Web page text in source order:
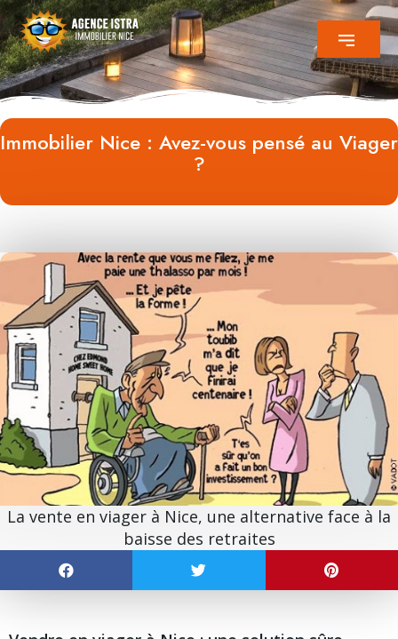
Immobilier Nice : Avez-vous pensé au Viager
?
La vente en viager à Nice, une alternative face à la
baisse des retraites